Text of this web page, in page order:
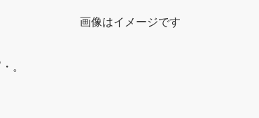
ージです
フト
。